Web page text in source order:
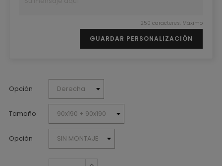
250 caracteres. Máximo
GUARDAR PERSONALIZACIÓN
Opción
Tamaño
Opción